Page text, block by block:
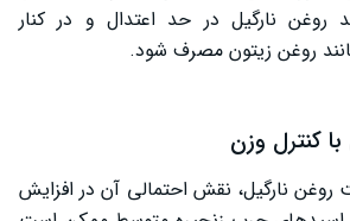
روغن نارگیل در حد اعتدال و در کنار
روغن زیتون مصرف شود.
با کنترل وزن
روغن نارگیل، نقش احتمالی آن در افزایش